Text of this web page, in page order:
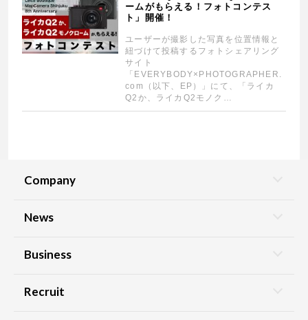
ームがもらえる！フォトコンテス
ト」開催！
ユーザーが撮影した写真を位置情報と
紐づけて投稿するフォトシェアリング
サイト
「EVERYBODY×PHOTOGRAPHER.
com（以下、EP）」にて、「ライカ
Q2か、ライカQ2モノク…
Company
News
Business
Recruit